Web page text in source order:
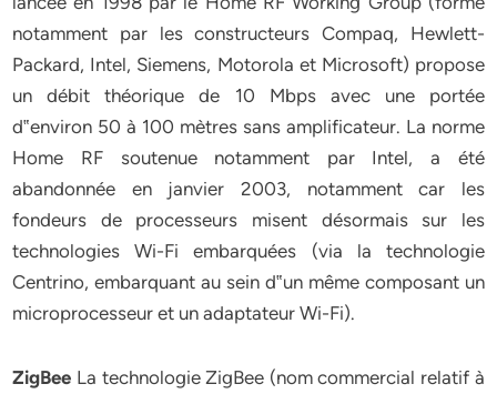
notamment par les constructeurs Compaq, Hewlett-
Packard, Intel, Siemens, Motorola et Microsoft) propose
un débit théorique de 10 Mbps avec une portée
d‟environ 50 à 100 mètres sans amplificateur. La norme
Home RF soutenue notamment par Intel, a été
abandonnée en janvier 2003, notamment car les
fondeurs de processeurs misent désormais sur les
technologies Wi-Fi embarquées (via la technologie
Centrino, embarquant au sein d‟un même composant un
microprocesseur et un adaptateur Wi-Fi).
ZigBee La technologie ZigBee (nom commercial relatif à